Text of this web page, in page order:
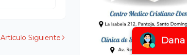
Artículo Siguiente